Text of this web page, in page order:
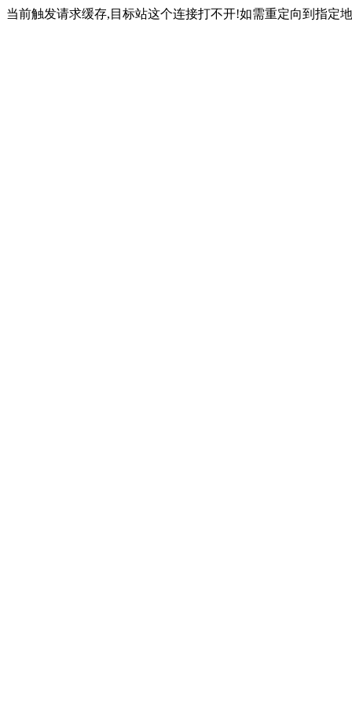
当前触发请求缓存,目标站这个连接打不开!如需重定向到指定